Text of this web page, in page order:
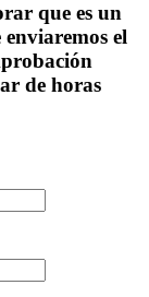
que es un
el
de horas